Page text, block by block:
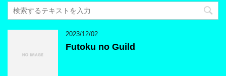
2023/12/02
Futoku no Guild